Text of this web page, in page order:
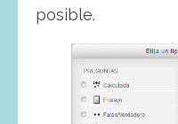
posible.